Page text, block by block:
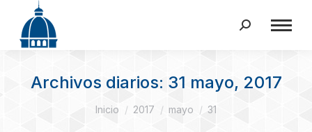
Buscar:
Archivos diarios: 31 mayo, 2017
Estás aquí:
Inicio 2017 mayo 31